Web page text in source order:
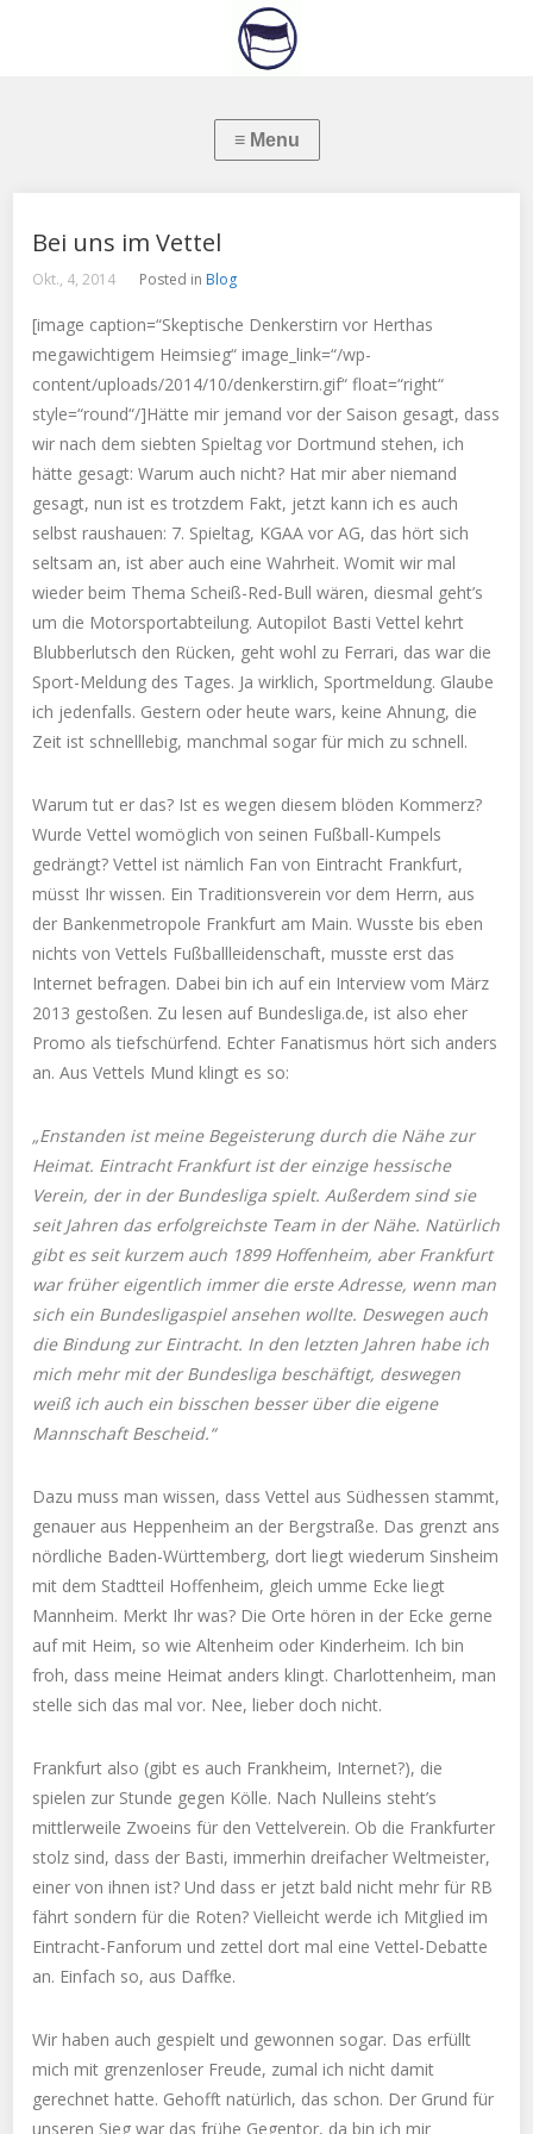
Bei uns im Vettel
Okt., 4, 2014 Posted in Blog
[image caption=“Skeptische Denkerstirn vor Herthas
megawichtigem Heimsieg“ image_link=“/wp-
content/uploads/2014/10/denkerstirn.gif“ float=“right“
style=“round“/]Hätte mir jemand vor der Saison gesagt, dass
wir nach dem siebten Spieltag vor Dortmund stehen, ich
hätte gesagt: Warum auch nicht? Hat mir aber niemand
gesagt, nun ist es trotzdem Fakt, jetzt kann ich es auch
selbst raushauen: 7. Spieltag, KGAA vor AG, das hört sich
seltsam an, ist aber auch eine Wahrheit. Womit wir mal
wieder beim Thema Scheiß-Red-Bull wären, diesmal geht’s
um die Motorsportabteilung. Autopilot Basti Vettel kehrt
Blubberlutsch den Rücken, geht wohl zu Ferrari, das war die
Sport-Meldung des Tages. Ja wirklich, Sportmeldung. Glaube
ich jedenfalls. Gestern oder heute wars, keine Ahnung, die
Zeit ist schnelllebig, manchmal sogar für mich zu schnell.
Warum tut er das? Ist es wegen diesem blöden Kommerz?
Wurde Vettel womöglich von seinen Fußball-Kumpels
gedrängt? Vettel ist nämlich Fan von Eintracht Frankfurt,
müsst Ihr wissen. Ein Traditionsverein vor dem Herrn, aus
der Bankenmetropole Frankfurt am Main. Wusste bis eben
nichts von Vettels Fußballleidenschaft, musste erst das
Internet befragen. Dabei bin ich auf ein Interview vom März
2013 gestoßen. Zu lesen auf Bundesliga.de, ist also eher
Promo als tiefschürfend. Echter Fanatismus hört sich anders
an. Aus Vettels Mund klingt es so:
„Enstanden ist meine Begeisterung durch die Nähe zur
Heimat. Eintracht Frankfurt ist der einzige hessische
Verein, der in der Bundesliga spielt. Außerdem sind sie
seit Jahren das erfolgreichste Team in der Nähe. Natürlich
gibt es seit kurzem auch 1899 Hoffenheim, aber Frankfurt
war früher eigentlich immer die erste Adresse, wenn man
sich ein Bundesligaspiel ansehen wollte. Deswegen auch
die Bindung zur Eintracht. In den letzten Jahren habe ich
mich mehr mit der Bundesliga beschäftigt, deswegen
weiß ich auch ein bisschen besser über die eigene
Mannschaft Bescheid.“
Dazu muss man wissen, dass Vettel aus Südhessen stammt,
genauer aus Heppenheim an der Bergstraße. Das grenzt ans
nördliche Baden-Württemberg, dort liegt wiederum Sinsheim
mit dem Stadtteil Hoffenheim, gleich umme Ecke liegt
Mannheim. Merkt Ihr was? Die Orte hören in der Ecke gerne
auf mit Heim, so wie Altenheim oder Kinderheim. Ich bin
froh, dass meine Heimat anders klingt. Charlottenheim, man
stelle sich das mal vor. Nee, lieber doch nicht.
Frankfurt also (gibt es auch Frankheim, Internet?), die
spielen zur Stunde gegen Kölle. Nach Nulleins steht’s
mittlerweile Zwoeins für den Vettelverein. Ob die Frankfurter
stolz sind, dass der Basti, immerhin dreifacher Weltmeister,
einer von ihnen ist? Und dass er jetzt bald nicht mehr für RB
fährt sondern für die Roten? Vielleicht werde ich Mitglied im
Eintracht-Fanforum und zettel dort mal eine Vettel-Debatte
an. Einfach so, aus Daffke.
Wir haben auch gespielt und gewonnen sogar. Das erfüllt
mich mit grenzenloser Freude, zumal ich nicht damit
gerechnet hatte. Gehofft natürlich, das schon. Der Grund für
unseren Sieg war das frühe Gegentor, da bin ich mir